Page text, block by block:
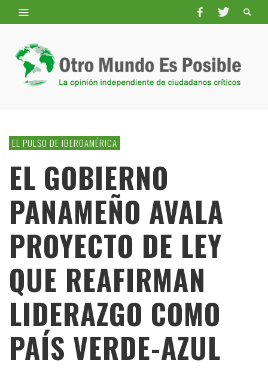
EL PULSO DE IBEROAMÉRICA
EL GOBIERNO
PANAMEÑO AVALA
PROYECTO DE LEY
QUE REAFIRMAN
LIDERAZGO COMO
PAÍS VERDE-AZUL